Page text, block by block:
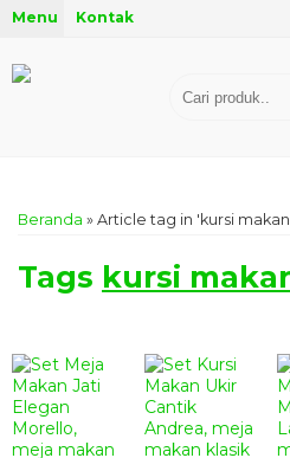
Menu Kontak
Beranda » Article tag in 'kursi
Tags kursi